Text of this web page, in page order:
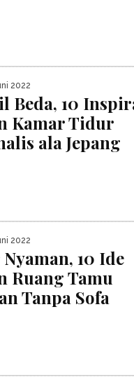
2022
Beda, 10
Kamar Tidur
ala Jepang
2022
10 Ide
Ruang Tamu
Tanpa Sofa